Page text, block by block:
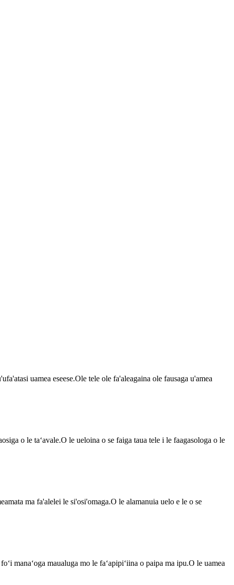
uamea eseese.Ole tele ole fa'aleagaina ole fausaga u'amea
o le taʻavale.O le ueloina o se faiga taua tele i le faagasologa o le
ma fa'alelei le si'osi'omaga.O le alamanuia uelo e le o se
manaʻoga maualuga mo le faʻapipiʻiina o paipa ma ipu.O le uamea